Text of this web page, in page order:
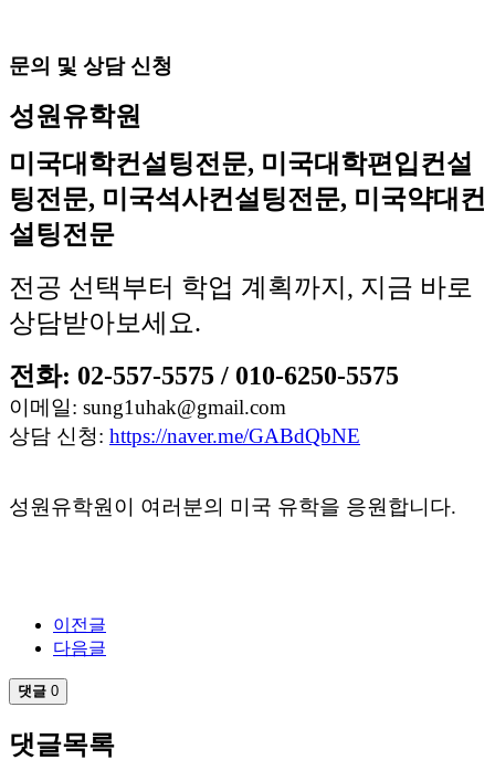
문의 및 상담 신청
성원유학원
미국대학컨설팅전문, 미국대학편입컨설
팅전문, 미국석사컨설팅전문, 미국약대컨
설팅전문
전공 선택부터 학업 계획까지 , 지금 바로
상담받아보세요.
전화: 02-557-5575 / 010-6250-5575
이메일: sung1uhak@gmail.com
상담 신청: https://naver.me/GABdQbNE
성원유학원이 여러분의 미국 유학을 응원합니다.
이전글
다음글
댓글 0
댓글목록